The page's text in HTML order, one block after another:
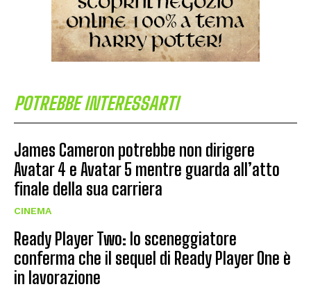
POTREBBE INTERESSARTI
James Cameron potrebbe non dirigere
Avatar 4 e Avatar 5 mentre guarda all’atto
finale della sua carriera
CINEMA
Ready Player Two: lo sceneggiatore
conferma che il sequel di Ready Player One è
in lavorazione